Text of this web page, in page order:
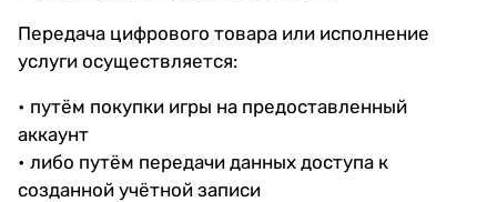
Передача цифрового товара или исполнение
услуги осуществляется:
• путём покупки игры на предоставленный
аккаунт
• либо путём передачи данных доступа к
созданной учётной записи